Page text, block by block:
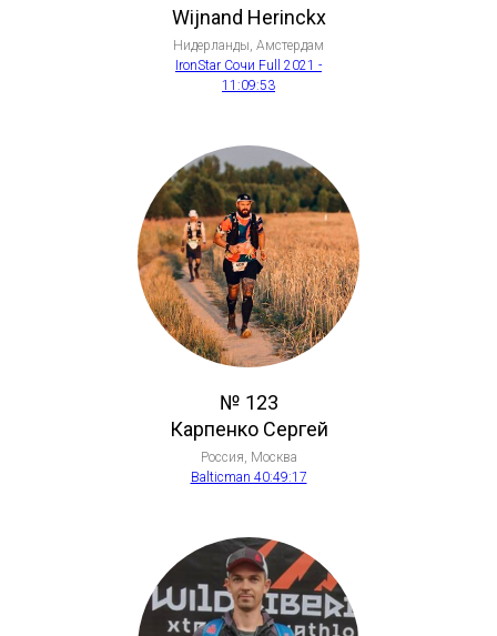
Wijnand Herinckx
Нидерланды, Амстердам
IronStar Сочи Full 2021 -
11:09:53
№ 123
Карпенко Сергей
Россия, Москва
Balticman 40:49:17